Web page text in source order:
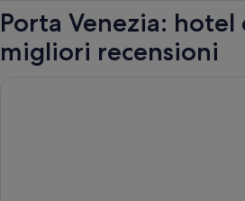
Porta Venezia: hotel
migliori recensioni